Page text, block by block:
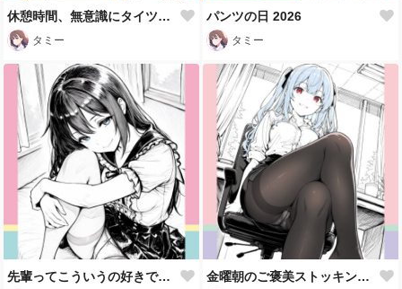
休憩時間、無意識にタイツを触る
タミー
パンツの日 2026
タミー
先輩ってこういうの好きですよね～（・∀・） 金曜朝のご褒美ストッキング🖤